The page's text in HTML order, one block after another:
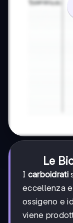
Le
I carboidrati
eccellenza
ossigeno e
viene